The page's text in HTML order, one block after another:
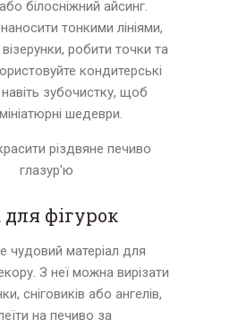
білосніжний айсинг.
тонкими лініями,
робити точки та
кондитерські
зубочистку, щоб
шедеври.
фігурок
чудовий матеріал для
З неї можна вирізати
сніговиків або ангелів,
на печиво за